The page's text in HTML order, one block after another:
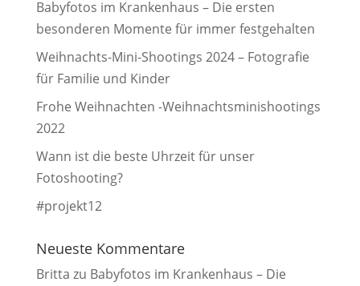
Babyfotos im Krankenhaus – Die ersten
besonderen Momente für immer festgehalten
Weihnachts-Mini-Shootings 2024 – Fotografie
für Familie und Kinder
Frohe Weihnachten -Weihnachtsminishootings
2022
Wann ist die beste Uhrzeit für unser
Fotoshooting?
#projekt12
Neueste Kommentare
Britta zu Babyfotos im Krankenhaus – Die